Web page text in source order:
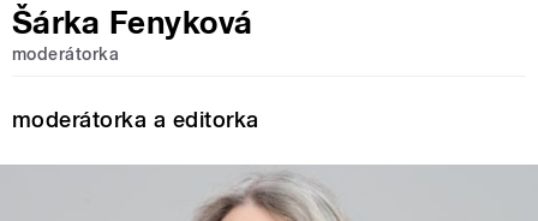
Šárka Fenyková
moderátorka
moderátorka a editorka